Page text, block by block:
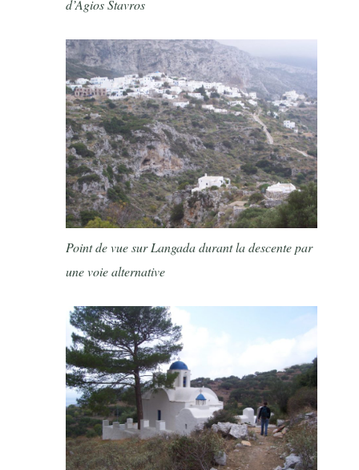
d’Agios Stavros
Point de vue sur Langada durant la descente par
une voie alternative